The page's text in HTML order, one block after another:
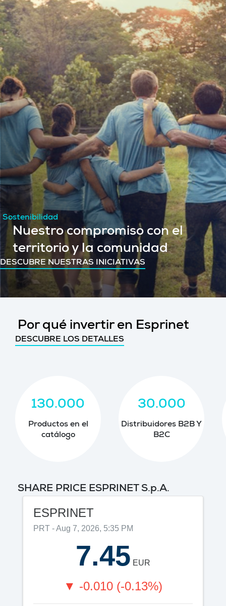
Sostenibilidad
Nuestro compromiso con el
territorio y la comunidad
DESCUBRE NUESTRAS INICIATIVAS
Por qué invertir en Esprinet
DESCUBRE LOS DETALLES
130.000
Productos en el
catálogo
30.000
Distribuidores B2B Y
B2C
SHARE PRICE ESPRINET S.p.A.